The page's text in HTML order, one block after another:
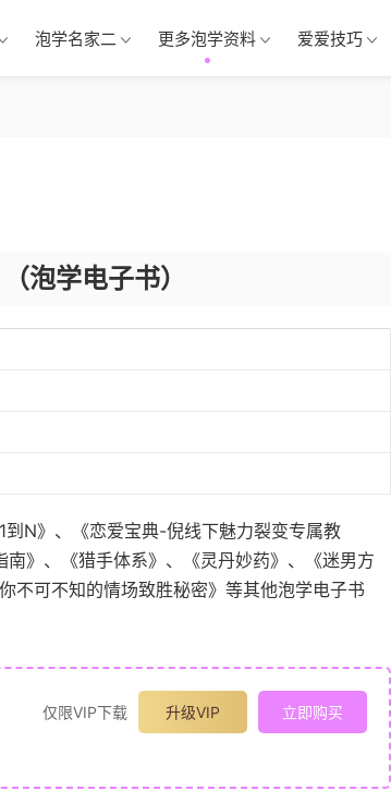
泡学名家二 更多泡学资料 爱爱技巧
泡学电子书）
N》、《恋爱宝典-倪线下魅力裂变专属教
》、《猎手体系》、《灵丹妙药》、《迷男方
不可不知的情场致胜秘密》等其他泡学电子书
仅限VIP下载 升级VIP 立即购买